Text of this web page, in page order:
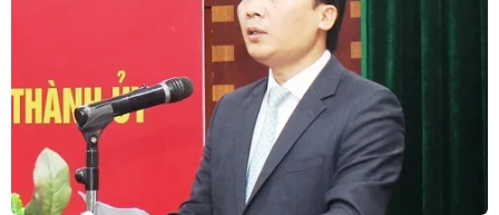
Theo dõi VietnamPlus